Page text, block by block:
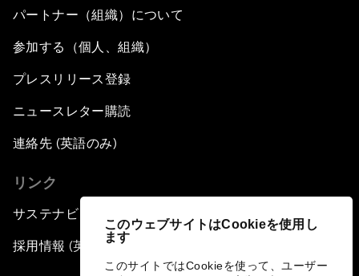
このウェブサイトはCookieを使用し
ます
このサイトではCookieを使って、ユーザー
パートナー（組織）について
参加する（個人、組織）
プレスリリース登録
ニュースレター購読
連絡先 (英語のみ)
リンク
サステナビリティへの取り組み
採用情報 (英語のみ)